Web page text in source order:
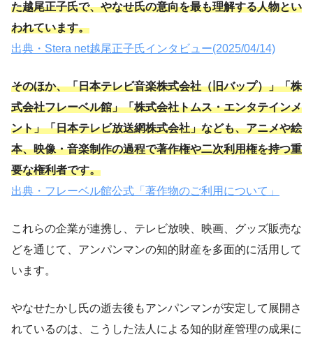
た越尾正子氏で、やなせ氏の意向を最も理解する人物とい
われています。
出典・Stera net越尾正子氏インタビュー(2025/04/14)
そのほか、「日本テレビ音楽株式会社（旧バップ）」「株
式会社フレーベル館」「株式会社トムス・エンタテインメ
ント」「日本テレビ放送網株式会社」なども、アニメや絵
本、映像・音楽制作の過程で著作権や二次利用権を持つ重
要な権利者です。
出典・フレーベル館公式「著作物のご利用について」
これらの企業が連携し、テレビ放映、映画、グッズ販売な
どを通じて、アンパンマンの知的財産を多面的に活用して
います。
やなせたかし氏の逝去後もアンパンマンが安定して展開さ
れているのは、こうした法人による知的財産管理の成果に